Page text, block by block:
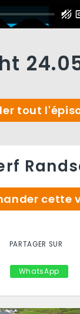
tout
cette
PARTAGER SUR
WhatsApp